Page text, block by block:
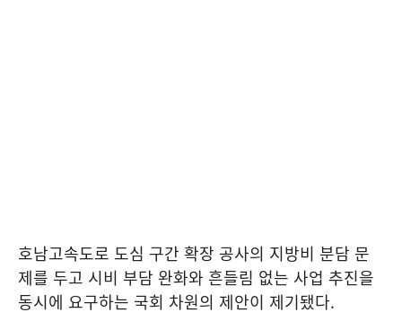
호남고속도로 도심 구간 확장 공사의 지방비 분담 문
제를 두고 시비 부담 완화와 흔들림 없는 사업 추진을
동시에 요구하는 국회 차원의 제안이 제기됐다.